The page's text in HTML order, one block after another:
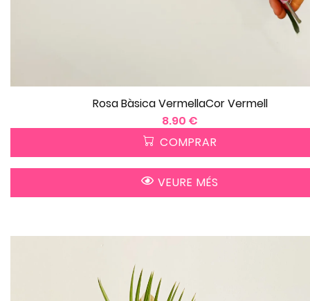
Rosa Bàsica VermellaCor Vermell
8.90 €
COMPRAR
VEURE MÉS